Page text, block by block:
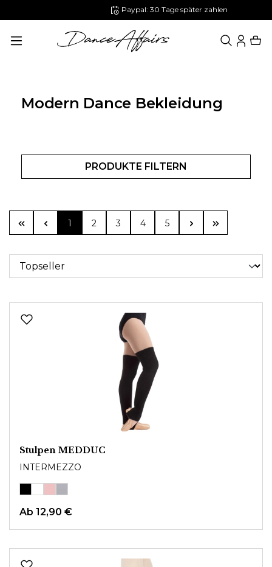
Paypal: 30 Tage später zahlen
Modern Dance Bekleidung
PRODUKTE FILTERN
Seite
1 Seite
2 Seite
3 Seite
4 Seite
5
Stulpen MEDDUC
INTERMEZZO
Ab 12,90 €